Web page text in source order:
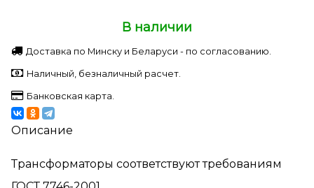
В наличии
Доставка по Минску и Беларуси - по согласованию.
Наличный, безналичный расчет.
Банковская карта.
Описание
Трансформаторы соответствуют требованиям